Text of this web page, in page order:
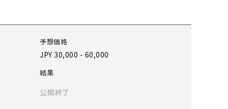
予想価格
JPY 30,000 - 60,000
結果
公開終了